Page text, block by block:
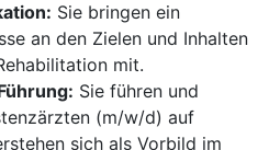
Sie bringen ein
an den Zielen und Inhalten
mit.
Sie führen und
(m/w/d) auf
sich als Vorbild im